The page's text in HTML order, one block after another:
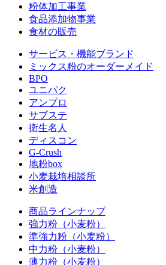
粉体加工事業
食品添加物事業
食材の販売
サービス・機能ブランド
ミックス粉のオーダーメイド
BPO
ユニパク
アンプロ
サブステ
衛生名人
ディスコン
G-Crush
地粉box
小麦栽培相談所
米創造
商品ラインナップ
強力粉（小麦粉）
準強力粉（小麦粉）
中力粉（小麦粉）
薄力粉（小麦粉）